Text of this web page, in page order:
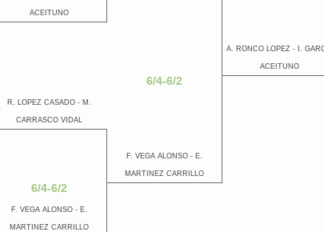
ACEITUNO
6/4-6/2
A. RONCO LOPEZ - I.
ACEITUNO
R. LOPEZ CASADO - M.
CARRASCO VIDAL
6/4-6/2
F. VEGA ALONSO - E.
MARTINEZ CARRILLO
F. VEGA ALONSO - E.
MARTINEZ CARRILLO